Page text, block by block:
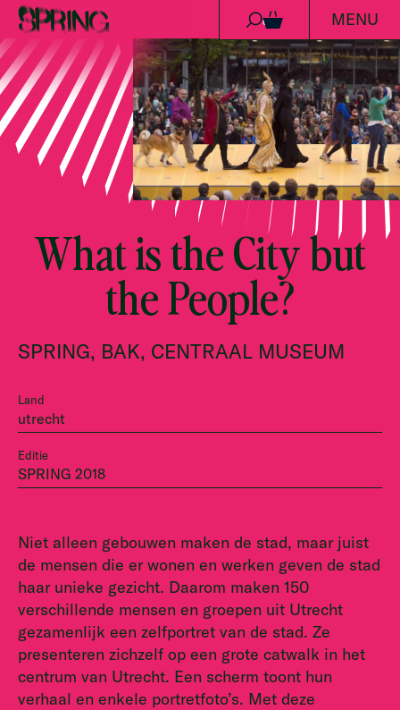
Ga naar de inhoud
0 MENU
What is the City but
the People?
SPRING, BAK, CENTRAAL MUSEUM
Land
utrecht
Editie
SPRING 2018
Niet alleen gebouwen maken de stad, maar juist
de mensen die er wonen en werken geven de stad
haar unieke gezicht. Daarom maken 150
verschillende mensen en groepen uit Utrecht
gezamenlijk een zelfportret van de stad. Ze
presenteren zichzelf op een grote catwalk in het
centrum van Utrecht. Een scherm toont hun
verhaal en enkele portretfoto’s. Met deze